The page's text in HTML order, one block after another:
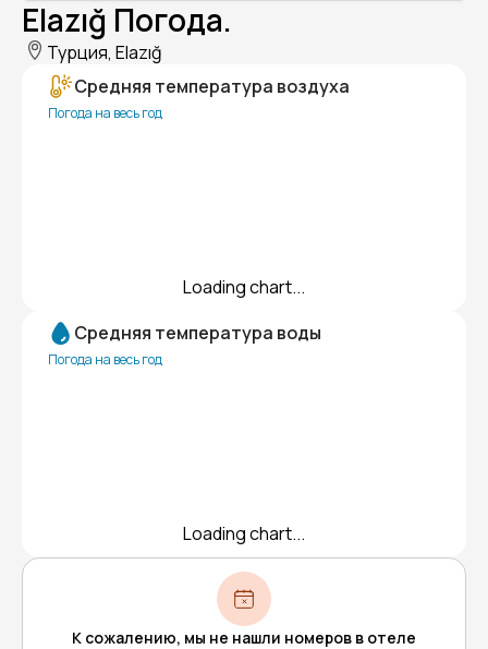
Elazığ Погода.
Турция, Elazığ
Средняя температура воздуха
Погода на весь год
Loading chart...
Средняя температура воды
Погода на весь год
Loading chart...
К сожалению, мы не нашли номеров в отеле